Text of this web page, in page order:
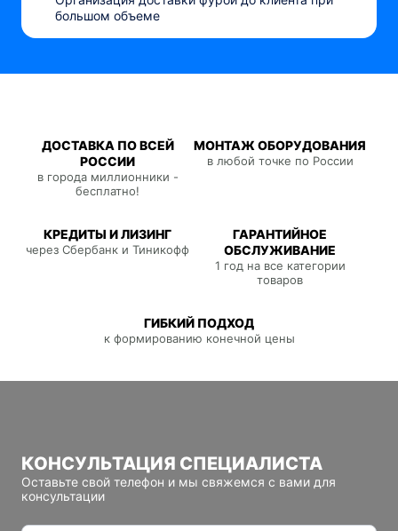
большом объеме
ДОСТАВКА ПО ВСЕЙ
РОССИИ
в города миллионники -
бесплатно!
МОНТАЖ ОБОРУДОВАНИЯ
в любой точке по России
КРЕДИТЫ И ЛИЗИНГ
через Сбербанк и Тиникофф
ГАРАНТИЙНОЕ
ОБСЛУЖИВАНИЕ
1 год на все категории
товаров
ГИБКИЙ ПОДХОД
к формированию конечной цены
КОНСУЛЬТАЦИЯ СПЕЦИАЛИСТА
Оставьте свой телефон и мы свяжемся с вами для
консультации